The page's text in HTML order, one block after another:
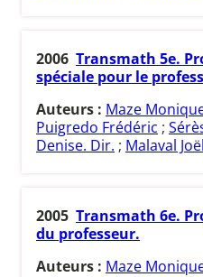
2006 Transmath 5e.
spéciale pour le
Auteurs : Maze
Puigredo Frédéric ;
Denise. Dir. ; Malaval
2005 Transmath 6e.
du professeur.
Auteurs : Maze